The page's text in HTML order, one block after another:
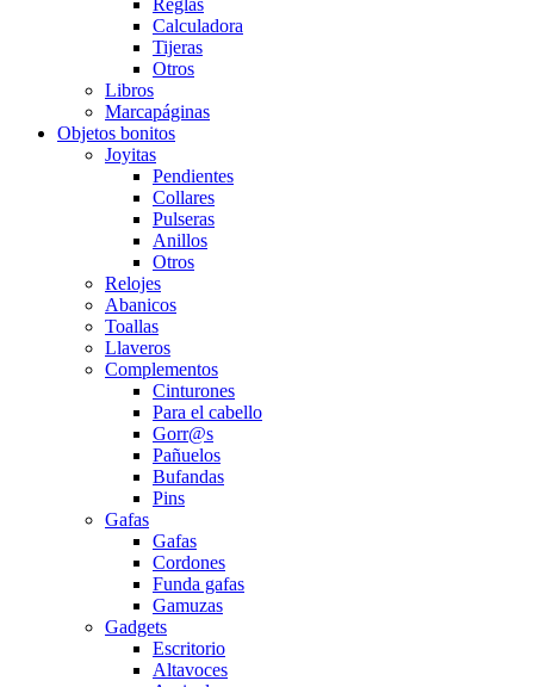
Calculadora
Tijeras
Otros
Libros
Marcapáginas
Objetos bonitos
Joyitas
Pendientes
Collares
Pulseras
Anillos
Otros
Relojes
Abanicos
Toallas
Llaveros
Complementos
Cinturones
Para el cabello
Gorr@s
Pañuelos
Bufandas
Pins
Gafas
Gafas
Cordones
Funda gafas
Gamuzas
Gadgets
Escritorio
Altavoces